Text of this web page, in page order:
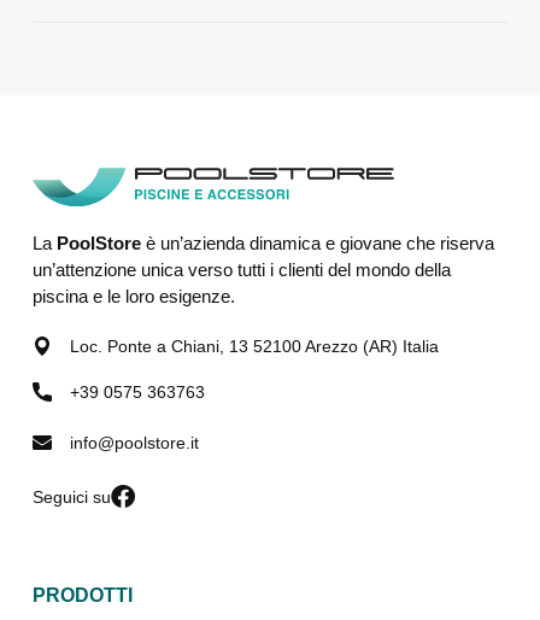
La PoolStoreè un’azienda dinamica e giovane che riserva
un’attenzione unica verso tutti i clienti del mondo della
piscina e le loro esigenze.
Loc. Ponte a Chiani, 13 52100 Arezzo (AR) Italia
+39 0575 363763
info@poolstore.it
Seguici su
PRODOTTI